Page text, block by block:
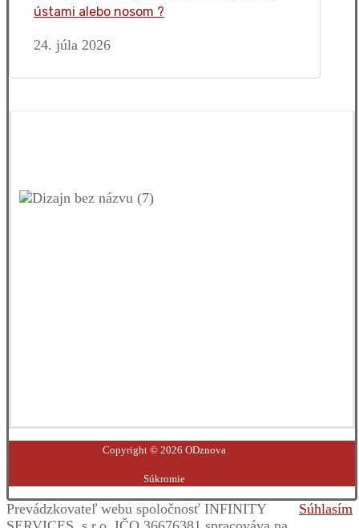
ústami alebo nosom ?
24. júla 2026
Copyright © 2026 ODznova
Súkromie
Prevádzkovateľ webu spoločnosť INFINITY
Súhlasím